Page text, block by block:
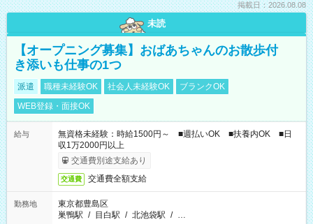
掲載日：2026.08.08
未読
【オープニング募集】おばあちゃんのお散歩付
き添いも仕事の1つ
派遣 職種未経験OK 社会人未経験OK
ブランクOK
WEB登録・面接OK
給与
無資格未経験：時給1500円～ ■週払いOK ■扶養内OK ■日
収1万2000円以上
交通費別途支給あり
交通費 交通費全額支給
勤務地
東京都豊島区
巣鴨駅 / 目白駅 / 北池袋駅 / …